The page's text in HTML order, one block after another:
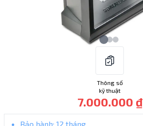
Thông số
kỹ thuật
7.000.000 ₫
Bảo hành: 12 tháng